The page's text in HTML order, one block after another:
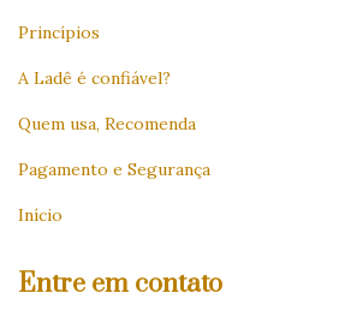
Princípios
A Ladê é confiável?
Quem usa, Recomenda
Pagamento e Segurança
Início
Entre em contato